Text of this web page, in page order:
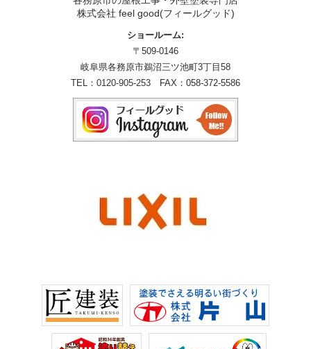
株式会社 feel good(フィールグッド)
ショールーム:
〒509-0146
岐阜県各務原市鵜沼三ツ池町3丁目58
TEL： 0120-905-253 FAX：058-372-5586